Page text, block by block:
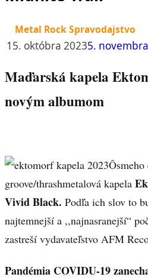
Metal Rock Spravodajstvo
15. októbra 20235.
Maďarská kapela
novým albumom
Ôsmeho
groove/thrashmetalová kapela
Vivid Black. Podľa ich slov to
najtemnejší a ,,najnasranejší“
zastreší vydavateľstvo AFM
Pandémia COVIDU-19